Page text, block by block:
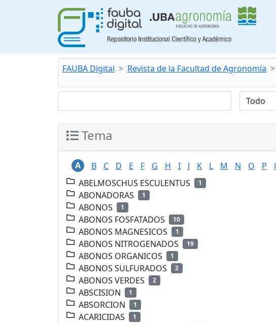
FAUBA Digital Revista de la Facultad de Agronomía
Tema
A B C D E F G H I J K L M N O P
ABELMOSCHUS ESCULENTUS
1
ABONADORAS 1
ABONOS 1
ABONOS FOSFATADOS 10
ABONOS MAGNESICOS 1
ABONOS NITROGENADOS 19
ABONOS ORGANICOS 1
ABONOS SULFURADOS 2
ABONOS VERDES 2
ABSCISION 1
ABSORCION 1
ACARICIDAS 1